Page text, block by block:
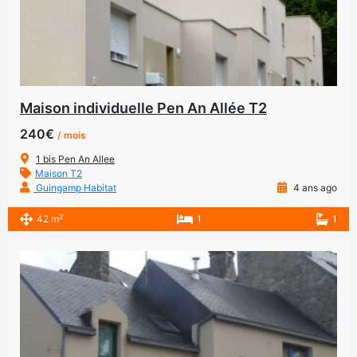
Maison individuelle Pen An Allée T2
240€ / mois
1 bis Pen An Allee
Maison T2
Guingamp Habitat
4 ans ago
42 m2 1 1